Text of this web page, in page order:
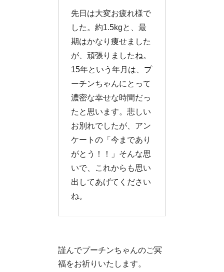
先日は大変お疲れ様で
した。約1.5kgと、最
期はかなり痩せました
が、頑張りましたね。
15年という年月は、プ
ーチンちゃんにとって
濃密な幸せな時間だっ
たと思います。悲しい
お別れでしたが、アン
ケートの「今まであり
がとう！！」そんな思
いで、これからも思い
出してあげてください
ね。
謹んでプーチンちゃんのご冥
福をお祈りいたします。